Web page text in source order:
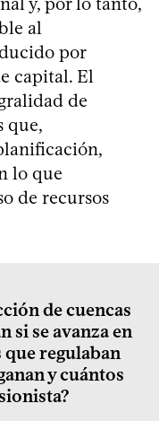
al
por
capital. El
de
que,
lo que
de recursos
de cuencas
si se avanza en
regulaban
y cuántos